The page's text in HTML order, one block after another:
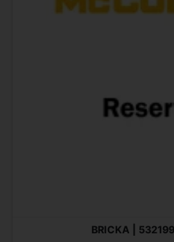
BRICKA |